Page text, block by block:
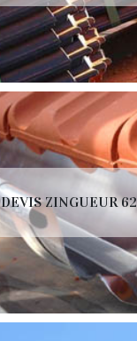
DEVIS ZINGUEUR 62